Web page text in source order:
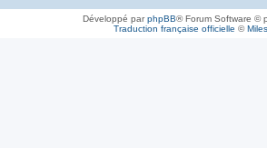
Développé parphpBB® Forum Software ©
Traduction française officielle ©